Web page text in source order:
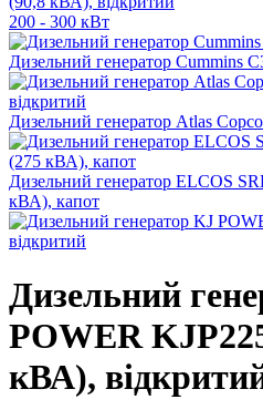
200 - 300 кВт
Дизельний генератор Cummins
Дизельний генератор Atlas
Дизельний генератор ELCOS
кВА), капот
Дизельний
POWER
кВА),